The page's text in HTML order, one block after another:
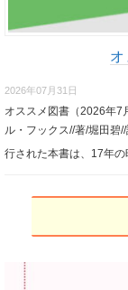
2026年07月31日
オススメ図書（2026年
ル・フックス//著/堀田碧
行された本書は、17年